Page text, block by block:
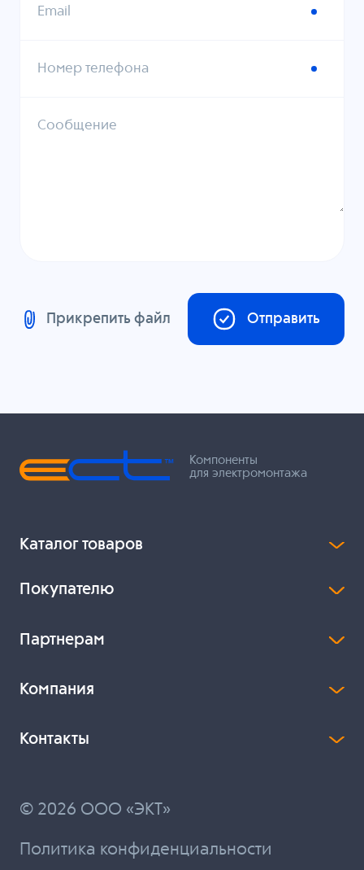
Email
Номер телефона
Сообщение
Прикрепить файл Отправить
Компоненты
для электромонтажа
Каталог товаров
Покупателю
Партнерам
Компания
Контакты
© 2026 ООО «ЭКТ»
Политика конфиденциальности